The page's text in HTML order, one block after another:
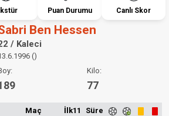
Puan Durumu Canlı Skor
Ben Hessen
/ Kaleci
()
Kilo:
77
Maç İlk11 Süre